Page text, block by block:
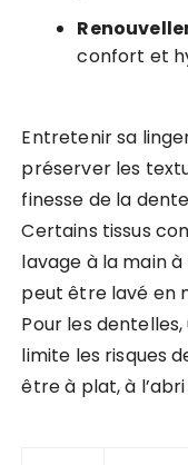
confort et
Entretenir sa
préserver les
finesse de la
Certains tissus
lavage à la main
peut être lavé en
Pour les
limite les risques
être à plat, à